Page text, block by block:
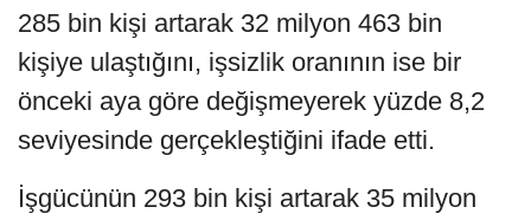
285 bin kişi artarak 32 milyon 463 bin
kişiye ulaştığını, işsizlik oranının ise bir
önceki aya göre değişmeyerek yüzde 8,2
seviyesinde gerçekleştiğini ifade etti.
İşgücünün 293 bin kişi artarak 35 milyon